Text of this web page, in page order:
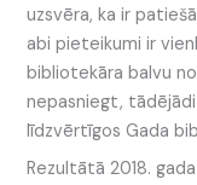
uzsvēra, ka ir
abi pieteikumi ir
bibliotekāra balvu
nepasniegt,
līdzvērtīgos Gada
Rezultātā 2018.